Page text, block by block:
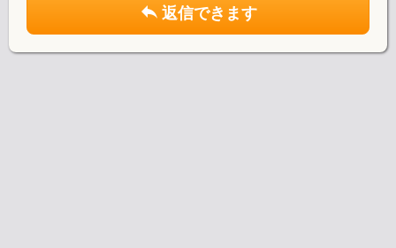
返信できます